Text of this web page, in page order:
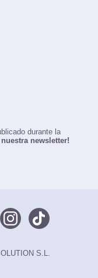
durante la
newsletter!
S.L.